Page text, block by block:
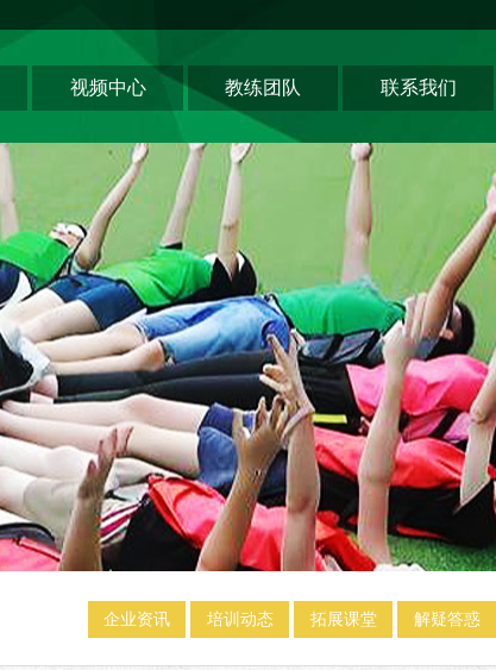
视频中心 教练团队 联系我们
企业资讯 培训动态 拓展课堂 解疑答惑